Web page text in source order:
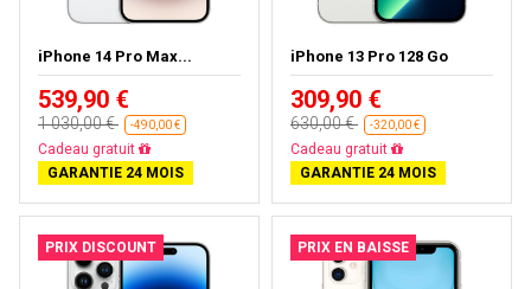
iPhone 14 Pro Max...
539,90 €
1 030,00 € -490,00 €
Livraison gratuite
GARANTIE 24 MOIS
iPhone 13 Pro 128 Go
309,90 €
630,00 € -320,00 €
Livraison gratuite
GARANTIE 24 MOIS
PRIX DISCOUNT PRIX EN BAISSE